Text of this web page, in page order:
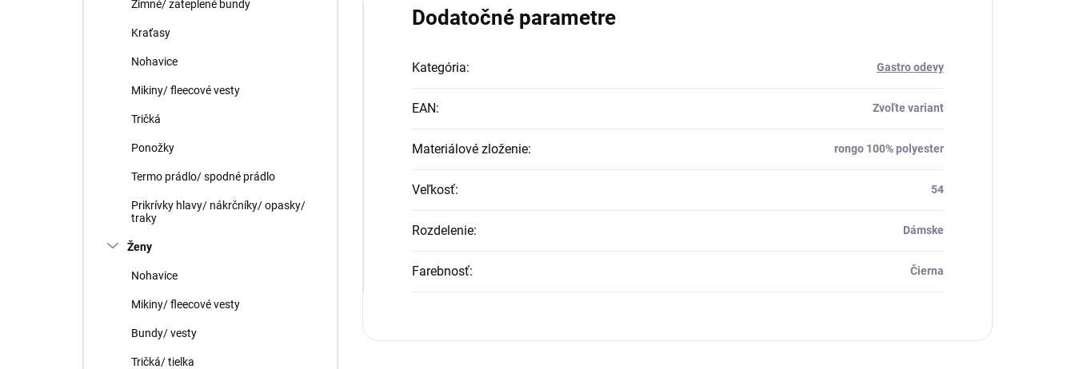
Zimné/ zateplené bundy
Kraťasy
Nohavice
Mikiny/ fleecové vesty
Tričká
Ponožky
Termo prádlo/ spodné prádlo
Prikrívky hlavy/ nákrčníky/ opasky/
traky
Ženy
Nohavice
Mikiny/ fleecové vesty
Bundy/ vesty
Tričká/ tielka
Dodatočné parametre
Kategória: Gastro odevy
EAN: Zvoľte variant
Materiálové zloženie: rongo 100% polyester
Veľkosť: 54
Rozdelenie: Dámske
Farebnosť: Čierna